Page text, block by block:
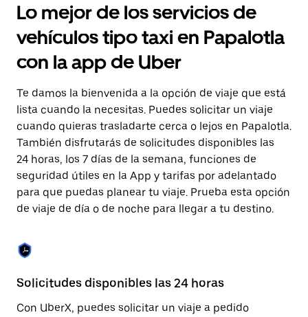
interactuar
con
el
calendario
y
selecciona
fecha.
Presiona
tecla Esc
para
cerrar
calendario.
Lo mejor de los servicios de
vehículos tipo taxi en Papalotla
con la app de Uber
Te damos la bienvenida a la opción de viaje que está
lista cuando la necesitas. Puedes solicitar un viaje
cuando quieras trasladarte cerca o lejos en Papalotla.
También disfrutarás de solicitudes disponibles las
24 horas, los 7 días de la semana, funciones de
seguridad útiles en la App y tarifas por adelantado
para que puedas planear tu viaje. Prueba esta opción
de viaje de día o de noche para llegar a tu destino.
Solicitudes disponibles las 24 horas
Con UberX, puedes solicitar un viaje a pedido